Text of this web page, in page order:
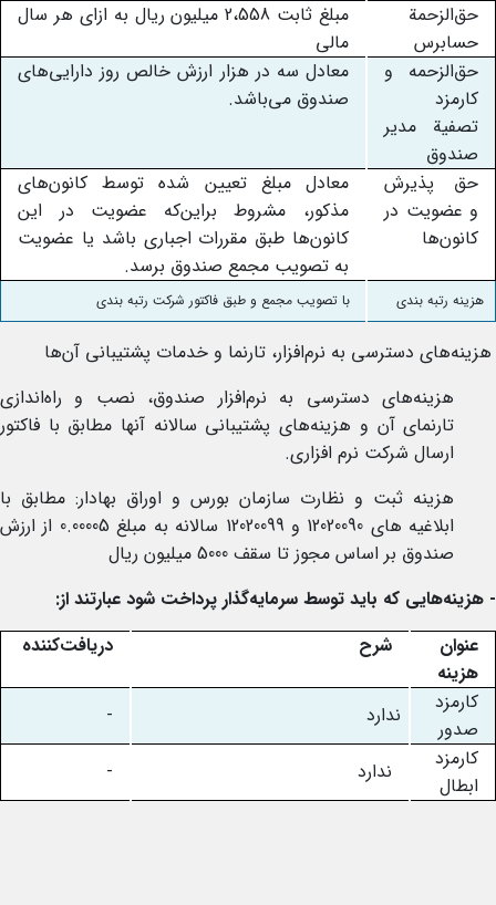
حق‌الزحمة
حسابرس
مبلغ ثابت 2،558
میلیون ریال به ازای هر سال
مالی
حق‌الزحمه و
کارمزد
تصفیة مدیر
صندوق
معادل سه در هزار ارزش خالص روز دارایی‌های
صندوق می‌باشد.
حق پذیرش
و عضویت در
کانون‌ها
معادل مبلغ تعیین شده توسط کانون‌های
مذکور، مشروط براین‌که عضویت در این
کانون‌ها طبق مقررات اجباری باشد یا عضویت
به تصویب مجمع صندوق برسد.
هزینه رتبه بندی با تصویب مجمع و طبق فاکتور شرکت رتبه بندی
هزینه‌های دسترسی به نرم‌افزار، تارنما و خدمات پشتیبانی آن‌ها
هزینه‌های دسترسی به نرم‌افزار صندوق، نصب و راه‌اندازی
تارنمای آن و هزینه‌های پشتیبانی سالانه آنها مطابق با فاکتور
ارسال شرکت نرم افزاری.
هزینه‌ ثبت و نظارت سازمان بورس و اوراق بهادار: مطابق با
ابلاغیه های 12020090 و 12020099 سالانه به مبلغ 0.00005 از ارزش
صندوق بر اساس مجوز تا سقف 5000 میلیون ریال
- هزینه‌هایی که باید توسط سرمایه‌گذ‌ار پرداخت شود عبارتند از:
عنوان
هزینه
شرح دریافت‌کننده
کارمزد
صدور
ندارد
-
کارمزد
ابطال
ندارد -